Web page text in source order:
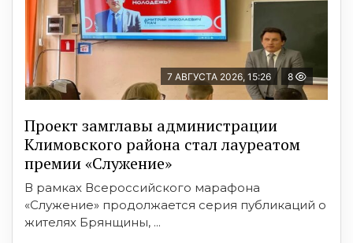
7 АВГУСТА 2026, 15:26 8
Проект замглавы администрации
Климовского района стал лауреатом
премии «Служение»
В рамках Всероссийского марафона
«Служение» продолжается серия публикаций о
жителях Брянщины, ...